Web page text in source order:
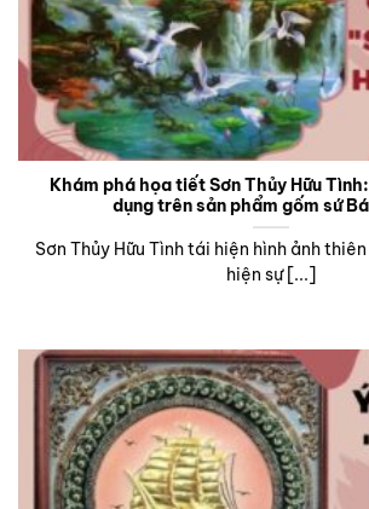
Khám phá họa tiết Sơn Thủy Hữu
dụng trên sản phẩm gốm sứ
Sơn Thủy Hữu Tình tái hiện hình ảnh
hiện sự [...]